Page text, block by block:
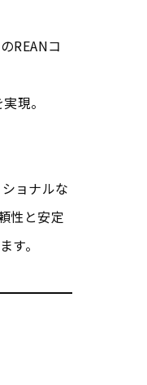
REANコ
現。
ョナルな
性と安定
す。